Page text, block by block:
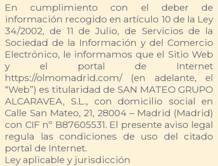
En cumplimiento con el deber de
información recogido en artículo 10 de la Ley
34/2002, de 11 de Julio, de Servicios de la
Sociedad de la Información y del Comercio
Electrónico, le informamos que el Sitio Web
y el portal de Internet
https://olmomadrid.com/ (en adelante, el
“Web”) es titularidad de SAN MATEO GRUPO
ALCARAVEA, S.L., con domicilio social en
Calle San Mateo, 21, 28004 – Madrid (Madrid)
con CIF nº B87605531. El presente aviso legal
regula las condiciones de uso del citado
portal de Internet.
Ley aplicable y jurisdicción